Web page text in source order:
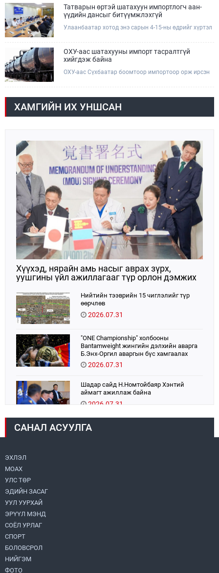
захиргааны байгууллага, албан тушаалтанд 2025,
2026 оны эхний хагас жилийн байдлаар иргэдээс
ирсэн өргөдөл, гомдлын шийдвэрлэлтийн тайлан
мэдээллийг сонслоо.
Татварын өртэй шатахуун импортлогч аан-
үүдийн дансыг битүүмжлэхгүй
Улаанбаатар хотод энэ сарын 4-15-ны өдрийг хүртэл
шатахуун түгээх станцуудын өдрийн борлуулалт хоёр
дахин буурч нэг машиныг цэнэглэх хурд нэмэгдсэн
танилцууллаа.
ОХУ-аас шатахууны импорт тасралтгүй
хийгдэж байна
ОХУ-аас Сүхбаатар боомтоор импортоор орж ирсэн
АИ-92 автобензин орж иржээ.
ХАМГИЙН ИХ УНШСАН
Хүүхэд, нярайн амь насыг аврах зүрх,
уушгины үйл ажиллагааг түр орлон дэмжих
Нийтийн тээврийн 15 чиглэлийг түр
өөрчлөв
2026.07.31
"ONE Championship" холбооны
Bantamweight жингийн дэлхийн аварга
Б.Энх-Оргил аваргын бүс хамгаалах
тулаанаа өнөөдөр хийнэ.
2026.07.31
Шадар сайд Н.Номтойбаяр Хэнтий
аймагт ажиллаж байна
2026.07.31
Авто зам шинээр барина
САНАЛ АСУУЛГА
ЭХЛЭЛ
МОАХ
УЛС ТӨР
ЭДИЙН ЗАСАГ
УУЛ УУРХАЙ
ЭРҮҮЛ МЭНД
СОЁЛ УРЛАГ
СПОРТ
БОЛОВСРОЛ
НИЙГЭМ
ФОТО